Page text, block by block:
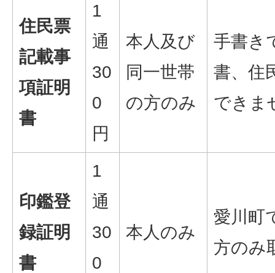
住民票
記載事
項証明
書
1
通
30
0
円
本人及び
同一世帯
の方のみ
手書き
書、住
できま
印鑑登
録証明
書
1
通
30
0
本人のみ
愛川町
方のみ